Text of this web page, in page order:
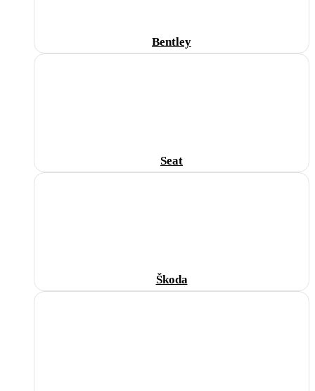
Bentley
Seat
Škoda